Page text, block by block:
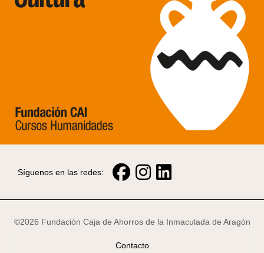
Síguenos en las redes:
©2026 Fundación Caja de Ahorros de la Inmaculada de Aragón
Contacto